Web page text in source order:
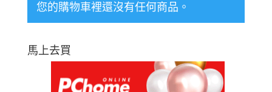
您的購物車裡還沒有任何商品。
馬上去買